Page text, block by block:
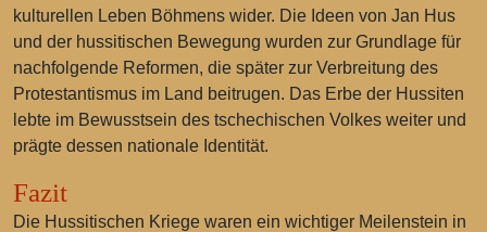
kulturellen Leben Böhmens wider. Die Ideen von Jan Hus
und der hussitischen Bewegung wurden zur Grundlage für
nachfolgende Reformen, die später zur Verbreitung des
Protestantismus im Land beitrugen. Das Erbe der Hussiten
lebte im Bewusstsein des tschechischen Volkes weiter und
prägte dessen nationale Identität.
Fazit
Die Hussitischen Kriege waren ein wichtiger Meilenstein in